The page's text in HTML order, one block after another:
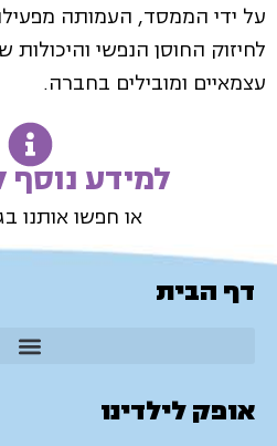
על ידי הממסד, העמותה מפעילה
לחיזוק החוסן הנפשי והיכולות
עצמאיים ומובילים בחברה.
למידע נוסף
או חפשו אותנו
דף הבית
אופק לילדינו